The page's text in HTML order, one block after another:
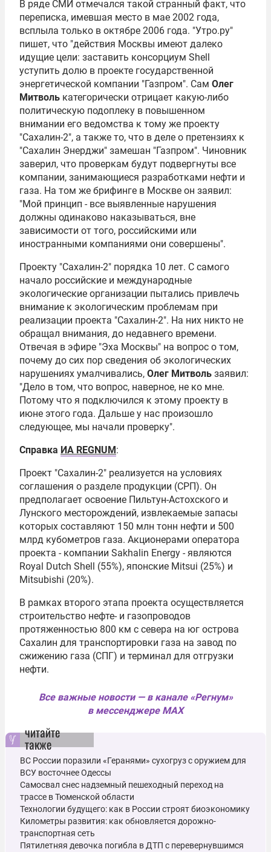
В ряде СМИ отмечался такой странный факт, что
переписка, имевшая место в мае 2002 года,
всплыла только в октябре 2006 года. "Утро.ру"
пишет, что "действия Москвы имеют далеко
идущие цели: заставить консорциум Shell
уступить долю в проекте государственной
энергетической компании "Газпром". Сам Олег
Митволь категорически отрицает какую-либо
политическую подоплеку в повышенном
внимании его ведомства к тому же проекту
"Сахалин-2", а также то, что в деле о претензиях к
"Сахалин Энерджи" замешан "Газпром". Чиновник
заверил, что проверкам будут подвергнуты все
компании, занимающиеся разработками нефти и
газа. На том же брифинге в Москве он заявил:
"Мой принцип - все выявленные нарушения
должны одинаково наказываться, вне
зависимости от того, российскими или
иностранными компаниями они совершены".
Проекту "Сахалин-2" порядка 10 лет. С самого
начало российские и международные
экологические организации пытались привлечь
внимание к экологическим проблемам при
реализации проекта "Сахалин-2". На них никто не
обращал внимания, до недавнего времени.
Отвечая в эфире "Эха Москвы" на вопрос о том,
почему до сих пор сведения об экологических
нарушениях умалчивались, Олег Митволь заявил:
"Дело в том, что вопрос, наверное, не ко мне.
Потому что я подключился к этому проекту в
июне этого года. Дальше у нас произошло
следующее, мы начали проверку".
Справка ИА REGNUM:
Проект "Сахалин-2" реализуется на условиях
соглашения о разделе продукции (СРП). Он
предполагает освоение Пильтун-Астохского и
Лунского месторождений, извлекаемые запасы
которых составляют 150 млн тонн нефти и 500
млрд кубометров газа. Акционерами оператора
проекта - компании Sakhalin Energy - являются
Royal Dutch Shell (55%), японские Mitsui (25%) и
Mitsubishi (20%).
В рамках второго этапа проекта осуществляется
строительство нефте- и газопроводов
протяженностью 800 км с севера на юг острова
Сахалин для транспортировки газа на завод по
сжижению газа (СПГ) и терминал для отгрузки
нефти.
Все важные новости — в канале «Регнум»
в мессенджере MAX
читайте
также
ВС России поразили «Геранями» сухогруз с оружием для
ВСУ восточнее Одессы
Самосвал снес надземный пешеходный переход на
трассе в Тюменской области
Технологии будущего: как в России строят биоэкономику
Километры развития: как обновляется дорожно-
транспортная сеть
Пятилетняя девочка погибла в ДТП с перевернувшимся